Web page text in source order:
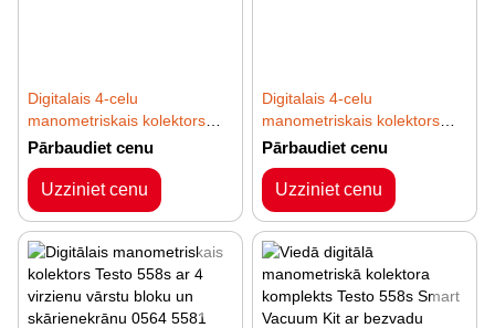
Digitalais 4-celu
manometriskais kolektors
Testo 570-2 ar ieksējo datu
atminu
Pārbaudiet cenu
Uzziniet cenu
Digitalais 4-celu
manometriskais kolektors
Testo 570-1 ar skavu un 999
stundu loģeri
Pārbaudiet cenu
Uzziniet cenu